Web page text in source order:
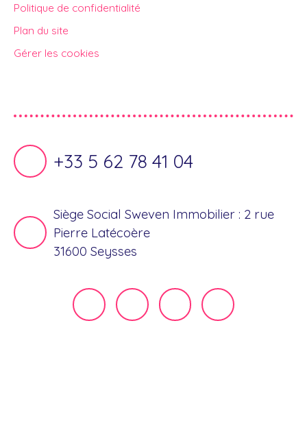
Politique de confidentialité
Plan du site
Gérer les cookies
+33 5 62 78 41 04
Siège Social Sweven Immobilier : 2 rue
Pierre Latécoère
31600 Seysses